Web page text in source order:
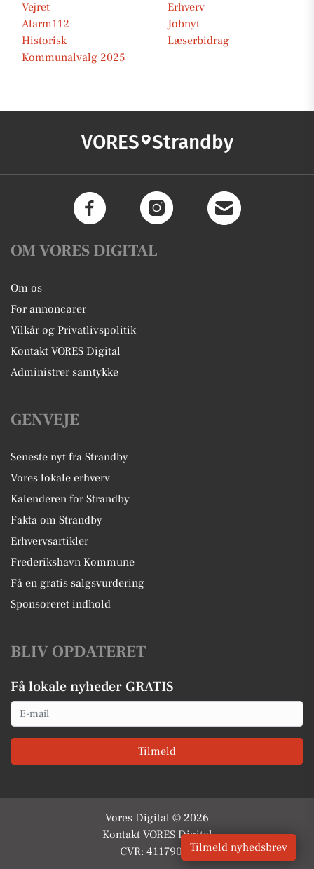
Vejret
Erhverv
Alarm112
Jobnyt
Historisk
Læserbidrag
Kommunalvalg 2025
VORES Strandby
OM VORES DIGITAL
Om os
For annoncører
Vilkår og Privatlivspolitik
Kontakt VORES Digital
Administrer samtykke
GENVEJE
Seneste nyt fra Strandby
Vores lokale erhverv
Kalenderen for Strandby
Fakta om Strandby
Erhvervsartikler
Frederikshavn Kommune
Få en gratis salgsvurdering
Sponsoreret indhold
BLIV OPDATERET
Få lokale nyheder GRATIS
Email
Tilmeld
Vores Digital © 2026
Kontakt VORES Digital
CVR: 41179082Tilmeld nyhedsbrev